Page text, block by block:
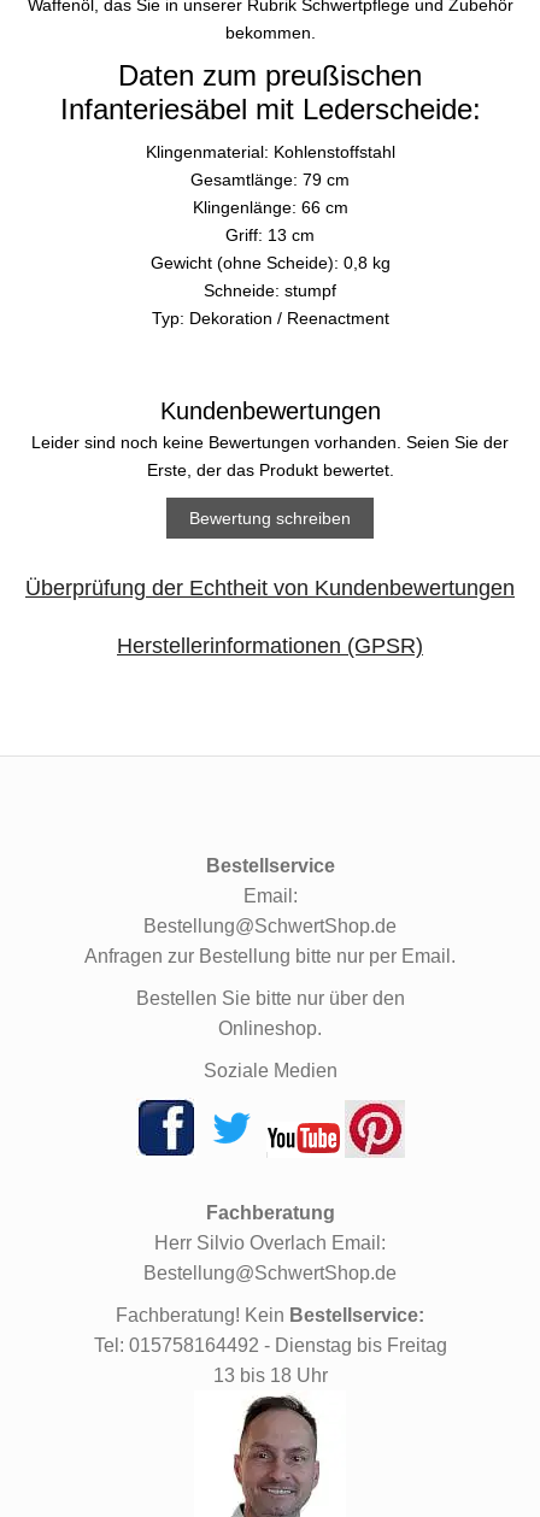
Waffenöl, das Sie in unserer Rubrik Schwertpflege und Zubehör
bekommen.
Daten zum preußischen
Infanteriesäbel mit Lederscheide:
Klingenmaterial: Kohlenstoffstahl
Gesamtlänge: 79 cm
Klingenlänge: 66 cm
Griff: 13 cm
Gewicht (ohne Scheide): 0,8 kg
Schneide: stumpf
Typ: Dekoration / Reenactment
Kundenbewertungen
Leider sind noch keine Bewertungen vorhanden. Seien Sie der
Erste, der das Produkt bewertet.
Bewertung schreiben
Überprüfung der Echtheit von Kundenbewertungen
Herstellerinformationen (GPSR)
Bestellservice
Email:
Bestellung@SchwertShop.de
Anfragen zur Bestellung bitte nur per Email.
Bestellen Sie bitte nur über den
Onlineshop.
Soziale Medien
Fachberatung
Herr Silvio Overlach Email:
Bestellung@SchwertShop.de
Fachberatung! Kein Bestellservice:
Tel: 015758164492 - Dienstag bis Freitag
13 bis 18 Uhr